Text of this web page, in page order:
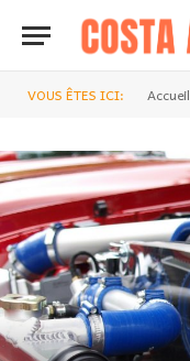
VOUS ÊTES ICI: Accueil